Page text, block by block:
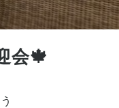
会🍁